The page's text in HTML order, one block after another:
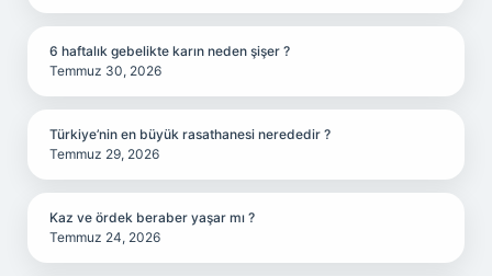
6 haftalık gebelikte karın neden şişer ?
Temmuz 30, 2026
Türkiye’nin en büyük rasathanesi nerededir ?
Temmuz 29, 2026
Kaz ve ördek beraber yaşar mı ?
Temmuz 24, 2026